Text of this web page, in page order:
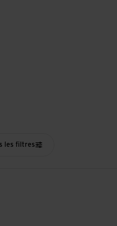
les filtres